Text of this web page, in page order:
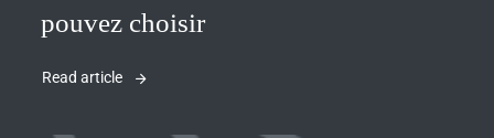
pouvez choisir
Read article